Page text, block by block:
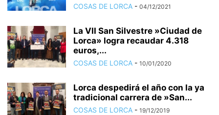
COSAS DE LORCA - 04/12/2021
La VII San Silvestre »Ciudad de
Lorca» logra recaudar 4.318
euros,...
COSAS DE LORCA - 10/01/2020
Lorca despedirá el año con la ya
tradicional carrera de »San...
COSAS DE LORCA - 19/12/2019